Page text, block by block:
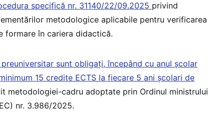
specifică nr. 31140/22/09.2025 privind
metodologice aplicabile pentru verificarea
formare în cariera didactică.
sunt obligați, începând cu anul școlar
15 credite ECTS la fiecare 5 ani școlari de
metodologiei-cadru adoptate prin Ordinul ministrului
nr. 3.986/2025.